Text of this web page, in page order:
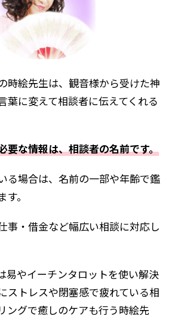
時絵先生は、観音様から受けた神
葉に変えて相談者に伝えてくれる
要な情報は、相談者の名前です。
る場合は、名前の一部や年齢で鑑
。
事・借金など幅広い相談に対応し
易やイーチンタロットを使い解決
ストレスや閉塞感で疲れている相
ングで癒しのケアも行う時絵先